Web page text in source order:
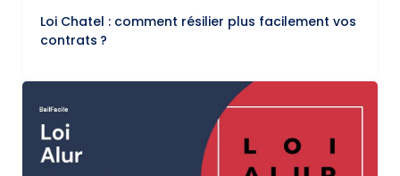
Loi Chatel : comment résilier plus facilement vos
contrats ?